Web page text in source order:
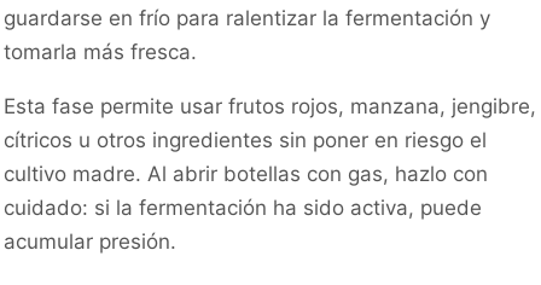
guardarse en frío para ralentizar la fermentación y
tomarla más fresca.
Esta fase permite usar frutos rojos, manzana, jengibre,
cítricos u otros ingredientes sin poner en riesgo el
cultivo madre. Al abrir botellas con gas, hazlo con
cuidado: si la fermentación ha sido activa, puede
acumular presión.